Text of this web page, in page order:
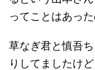
ってことはあった
草なぎ君と慎吾
りしてましたけど